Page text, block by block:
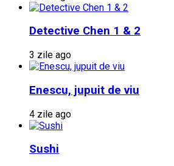
Detective Chen 1 & 2
3 zile ago
Enescu, jupuit de viu
4 zile ago
Sushi